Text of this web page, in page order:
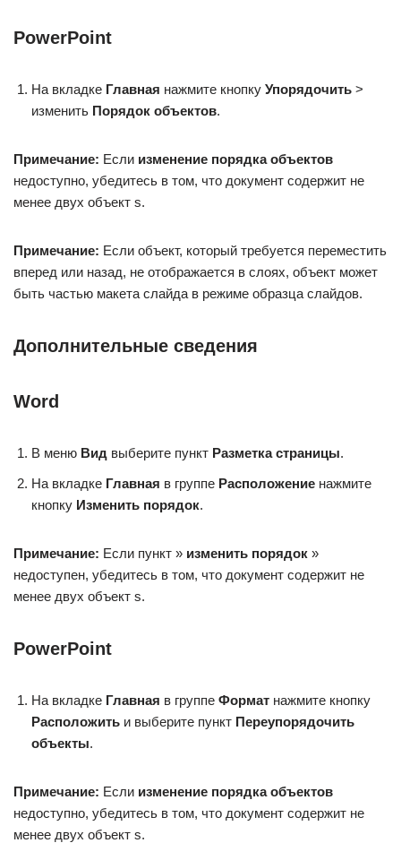
PowerPoint
На вкладке Главная нажмите кнопку Упорядочить >
изменить Порядок объектов.
Примечание: Если изменение порядка объектов
недоступно, убедитесь в том, что документ содержит не
менее двух объект s.
Примечание: Если объект, который требуется переместить
вперед или назад, не отображается в слоях, объект может
быть частью макета слайда в режиме образца слайдов.
Дополнительные сведения
Word
В меню Вид выберите пункт Разметка страницы.
На вкладке Главная в группе Расположение нажмите
кнопку Изменить порядок.
Примечание: Если пункт » изменить порядок »
недоступен, убедитесь в том, что документ содержит не
менее двух объект s.
PowerPoint
На вкладке Главная в группе Формат нажмите кнопку
Расположить и выберите пункт Переупорядочить
объекты.
Примечание: Если изменение порядка объектов
недоступно, убедитесь в том, что документ содержит не
менее двух объект s.